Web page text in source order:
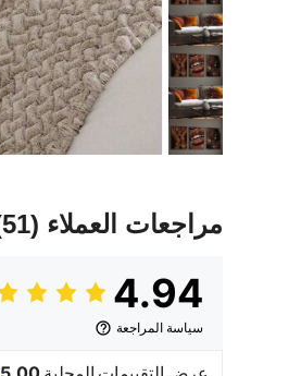
مراجعات العملاء (51)
4.94
سياسة المراجعة